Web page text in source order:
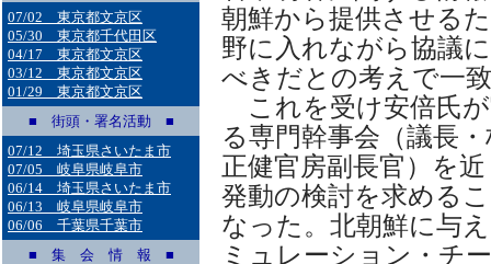
07/02 東京都文京区
05/30 東京都千代田区
04/17 東京都文京区
03/12 東京都文京区
01/29 東京都文京区
■ 街頭・署名活動 ■
07/12 埼玉県さいたま市
07/05 岐阜県岐阜市
06/14 埼玉県さいたま市
06/13 岐阜県岐阜市
06/06 千葉県千葉市
■ 集 会 情 報 ■
朝鮮から提供させる
野に入れながら協議
べきだとの考えで一
これを受け安倍氏
る専門幹事会（議長
正健官房副長官）を
発動の検討を求める
なった。北朝鮮に与
ミュレーション・チ